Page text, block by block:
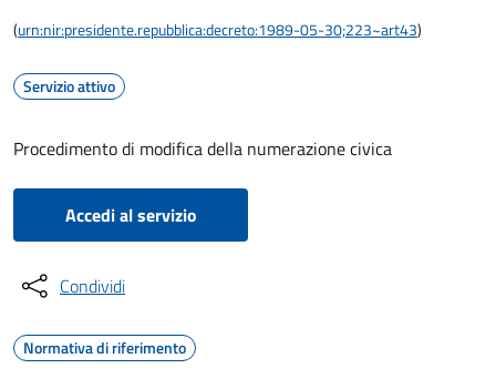
(urn:nir:presidente.repubblica:decreto:1989-05-30;223~art43)
Servizio attivo
Procedimento di modifica della numerazione civica
Accedi al servizio
Condividi
Normativa di riferimento